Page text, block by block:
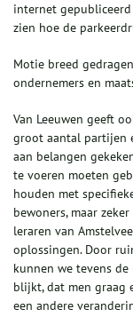
internet
zien hoe de
Motie breed
ondernemers en
Van Leeuwen geeft
groot aantal partijen
aan belangen
te voeren moeten
houden met
bewoners, maar
leraren van
oplossingen. Door
kunnen we tevens
blijkt, dat men graag
een andere